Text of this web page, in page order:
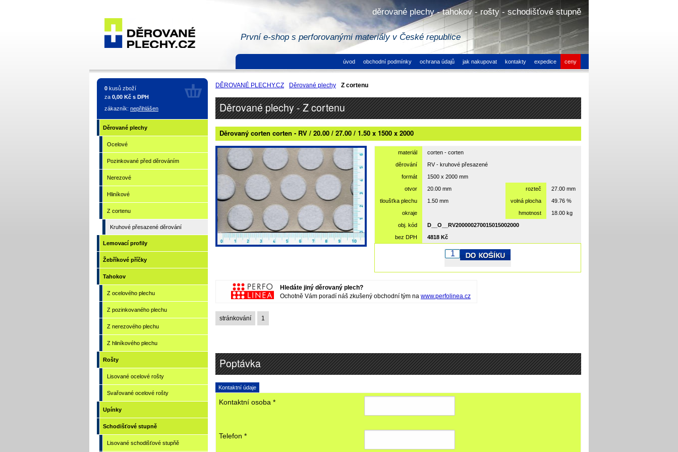
děrované plechy - tahokov - rošty - schodišťové stupně
První e-shop s perforovanými materiály v České republice
Děrované
plechy -
Z
cortenu
ceny
expedice
kontakty
jak nakupovat
ochrana údajů
obchodní podmínky
úvod
0 kusů zboží
za 0,00 Kč s DPH
zákazník: nepřihlášen
Děrované plechy
Ocelové
Pozinkované před děrováním
Nerezové
Hliníkové
Z cortenu
Kruhové přesazené děrování
Lemovací profily
Žebříkové příčky
Tahokov
Z ocelového plechu
Z pozinkovaného plechu
Z nerezového plechu
Z hliníkového plechu
Rošty
Lisované ocelové rošty
Svařované ocelové rošty
Upínky
Schodišťové stupně
Lisované schodišťové stupňě
DĚROVANÉ PLECHY.CZ Děrované plechy Z cortenu
Děrované plechy - Z cortenu
Děrovaný corten corten - RV / 20.00 / 27.00 / 1.50 x 1500 x 2000
materiál
corten - corten
děrování
RV - kruhové přesazené
formát
1500 x 2000 mm
otvor
20.00 mm rozteč
27.00 mm
tloušťka plechu
1.50 mm volná plocha
49.76 %
okraje
hmotnost
18.00 kg
obj. kód
D__O__RV200000270015015002000
bez DPH
4818 Kč
Hledáte jiný děrovaný plech?
Ochotně Vám poradí náš zkušený obchodní tým na www.perfolinea.cz
stránkování 1
Poptávka
Kontaktní údaje
Kontaktní osoba *
Telefon *